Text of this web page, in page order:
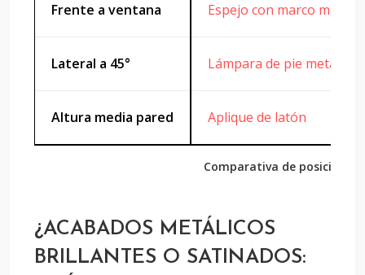
Comparativa de
Frente a ventana Espejo con marco
Lateral a 45° Lámpara de pie metálica
Altura media pared Aplique de latón
¿ACABADOS METÁLICOS
BRILLANTES O SATINADOS: